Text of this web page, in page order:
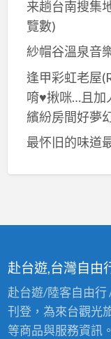
来趟台南搜集
覽數)
紗帽谷溫泉音
逢甲彩虹老屋
唷♥揪咪…且加
繽紛房間好夢
最怀旧的味道
赴台遊,台灣自由
赴台遊/陸客自由行
刊登，為來台觀光
等商品與服務資訊。